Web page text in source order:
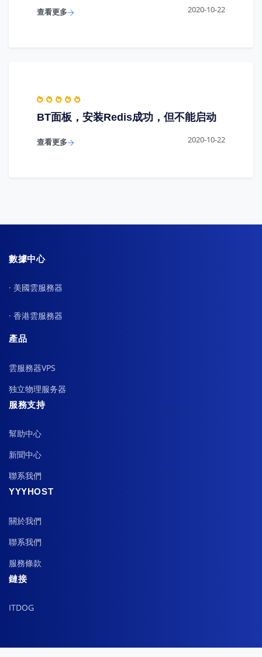
查看更多 2020-10-22
BT面板，安装Redis成功，但不能启动
查看更多 2020-10-22
數據中心
· 美國雲服務器
· 香港雲服務器
產品
雲服務器VPS
独立物理服务器
服務支持
幫助中心
新聞中心
聯系我們
YYYHOST
關於我們
聯系我們
服務條款
鏈接
ITDOG